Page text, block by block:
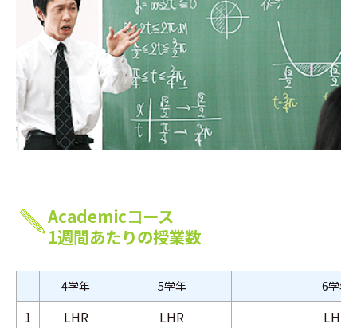
Academicコース
1週間あたりの授業数
4学年 5学年 6学年
1 LHR LHR
LHR